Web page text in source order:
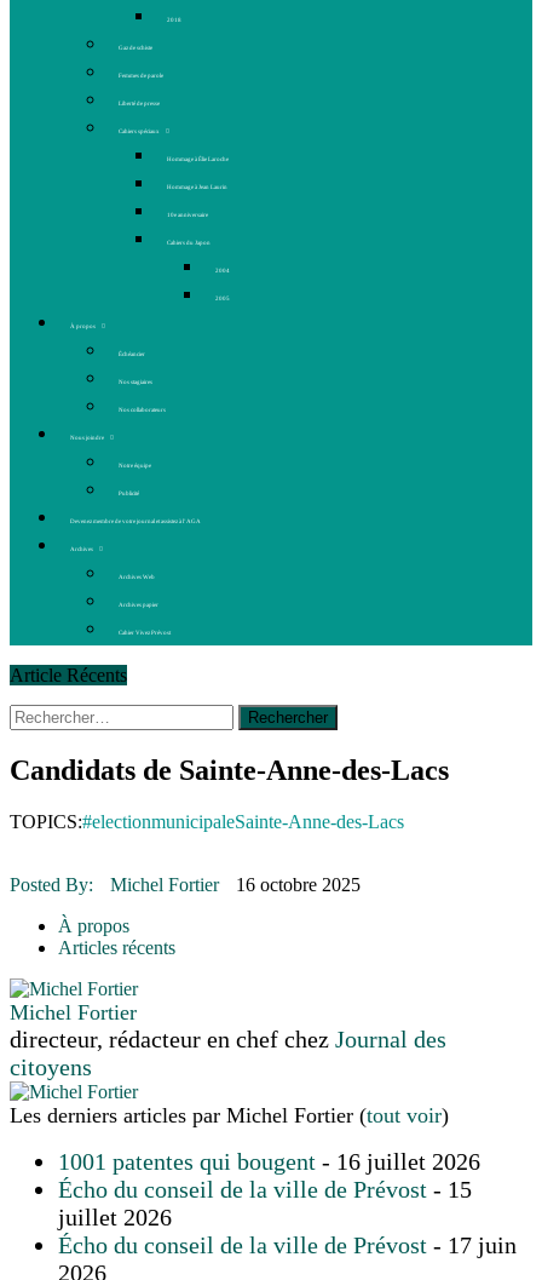
2018
Gaz de schiste
Femmes de parole
Liberté de presse
Cahiers spéciaux
Hommage à Élie Laroche
Hommage à Jean Laurin
10e anniversaire
Cahiers du Japon
2004
2005
À propos
Échéancier
Nos stagiaires
Nos collaborateurs
Nous joindre
Notre équipe
Publicité
Devenez membre de votre journal et assistez à l’AGA
Archives
Archives Web
Archives papier
Cahier Vivez Prévost
Article Récents
14 octobre 2015
La course de boîtes à savon du club
Le rendez-vous des bolides
30 juin 2015 | Fantaisie et créativité en mode jeunesse
16 juillet 2026 | CULTURE
16 juillet 2026 | COMMUNAUTAIRE
Rechercher :
Candidats de Sainte-Anne-des-Lacs
TOPICS:#electionmunicipaleSainte-Anne-des-Lacs
Posted By: Michel Fortier
16 octobre 2025
À propos
Articles récents
Michel Fortier
directeur, rédacteur en chef chez Journal des
citoyens
Les derniers articles par Michel Fortier (tout voir)
1001 patentes qui bougent - 16 juillet 2026
Écho du conseil de la ville de Prévost - 15
juillet 2026
Écho du conseil de la ville de Prévost - 17 juin
2026